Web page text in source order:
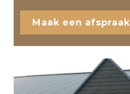
Maak een afspraak